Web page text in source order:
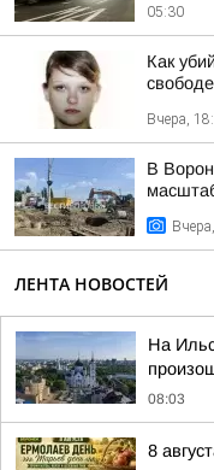
05:30
Как
Вчера,
В
ЛЕНТА НОВОСТЕЙ
На
08:03
8